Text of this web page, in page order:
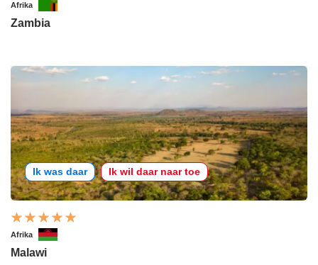
Afrika
Zambia
Ik was daar Ik wil daar naar toe
Afrika
Malawi